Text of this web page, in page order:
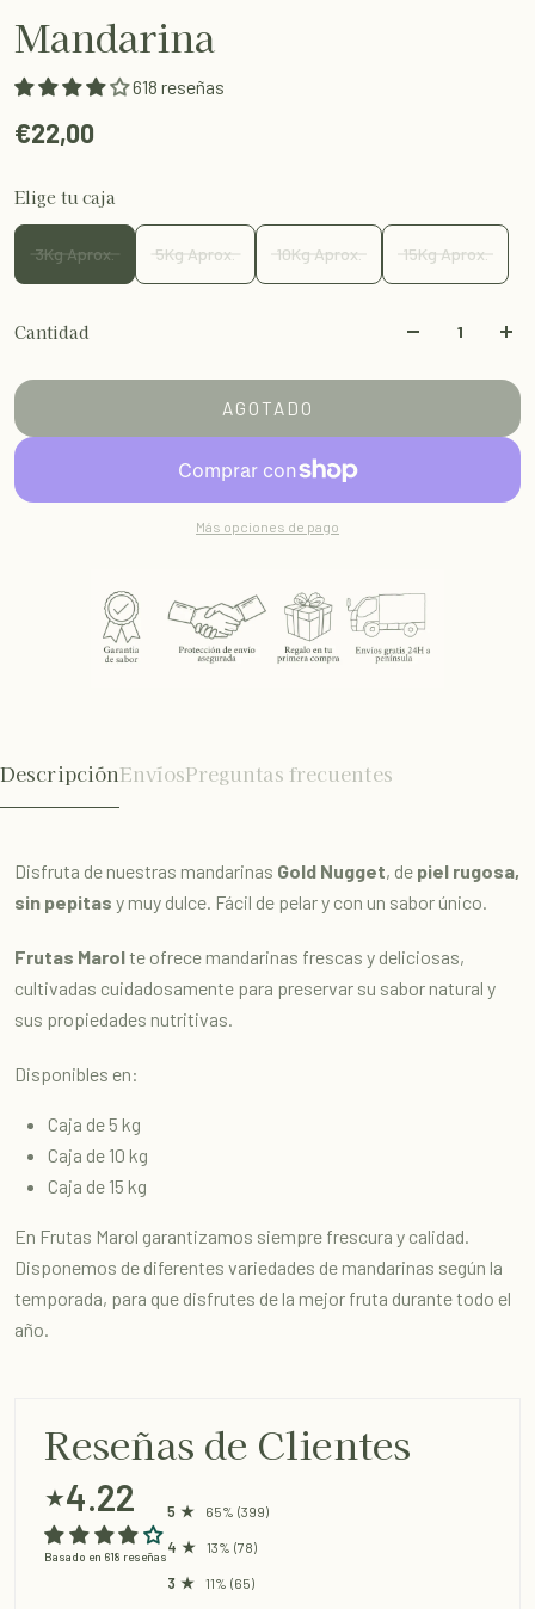
Mandarina
618 reseñas
€22,00
Elige tu caja
3Kg Aprox. 5Kg Aprox. 10Kg Aprox. 15Kg Aprox.
Cantidad
AGOTADO
Más opciones de pago
DescripciónEnvíosPreguntas frecuentes
Disfruta de nuestras mandarinas Gold Nugget, de piel rugosa,
sin pepitas y muy dulce. Fácil de pelar y con un sabor único.
Frutas Marolte ofrece mandarinas frescas y deliciosas,
cultivadas cuidadosamente para preservar su sabor natural y
sus propiedades nutritivas.
Disponibles en:
Caja de 5 kg
Caja de 10 kg
Caja de 15 kg
En Frutas Marol garantizamos siempre frescura y calidad.
Disponemos de diferentes variedades de mandarinas según la
temporada, para que disfrutes de la mejor fruta durante todo el
año.
Reseñas de Clientes
★4.22
Basado en 618 reseñas
65% (399)
13% (78)
11% (65)